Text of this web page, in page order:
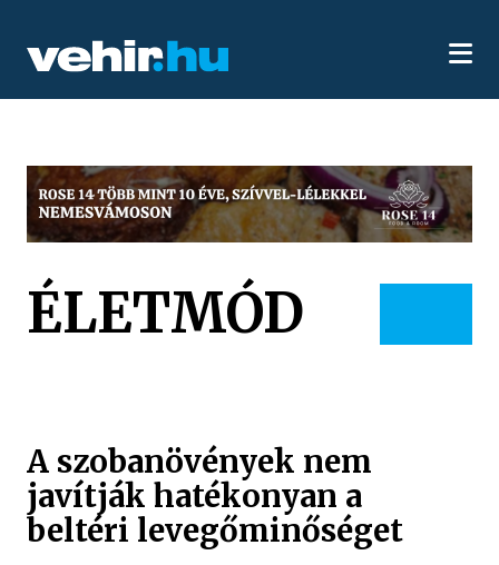
ÉLETMÓD
A szobanövények nem
javítják hatékonyan a
beltéri levegőminőséget